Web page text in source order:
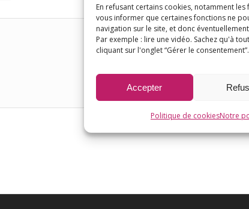
En refusant certains cookies, notamment
vous informer que certaines fonctions ne
navigation sur le site, et donc
Par exemple : lire une vidéo. Sachez qu'à
cliquant sur l'onglet “Gérer le consentement”.
Accepter
Politique de cookiesNotre